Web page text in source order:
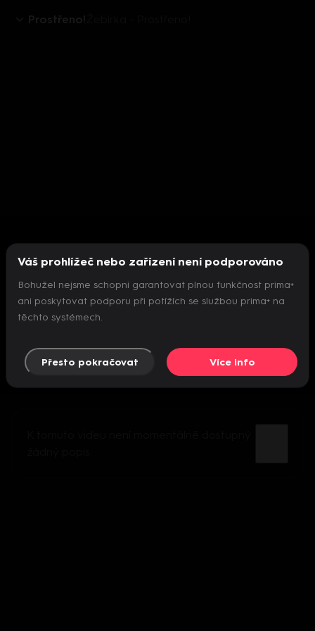
Prostřeno!
Nepodařilo se inicializovat přehrávač
Váš prohlížeč nebo zařízení není podporováno
Bohužel nejsme schopni garantovat plnou funkčnost prima+
ani poskytovat podporu při potížích se službou prima+ na
těchto systémech.
Přesto pokračovat Více info